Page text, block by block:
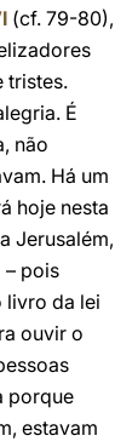
(cf. 79-80),
tristes.
É
não
Há um
hoje nesta
Jerusalém,
pois
livro da lei
ouvir o
porque
estavam